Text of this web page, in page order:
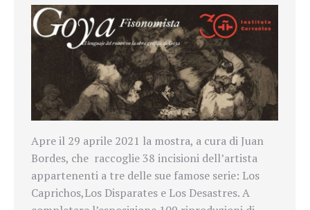
Apre il 29 aprile 2021 la mostra, a cura di Juan
Bordes, che raccoglie 38 incisioni dell’artista
appartenenti a tre delle sue famose serie: Los
Caprichos,Los Disparates e Los Desastres. A